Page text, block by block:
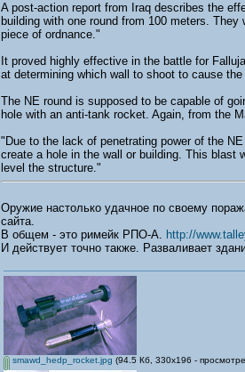
A post-action report from Iraq describes the
building with one round from 100 meters.
piece of ordnance."
It proved highly effective in the battle for
at determining which wall to shoot to cause
The NE round is supposed to be capable of
hole with an anti-tank rocket. Again, from the
"Due to the lack of penetrating power of the
create a hole in the wall or building. This blast
level the structure."
Оружие настолько удачное по своему
сайта.
В общем - это римейк РПО-А. http://
И действует точно также. Разваливает
smawd_hedp_rocket.jpg (94.5 Кб, 330x196 -